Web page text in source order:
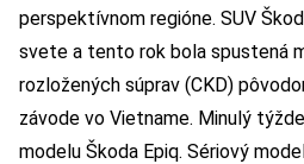
perspektívnom regióne. SUV
svete a tento rok bola spustená
rozložených súprav (CKD)
závode vo Vietname. Minulý
modelu Škoda Epiq. Sériový